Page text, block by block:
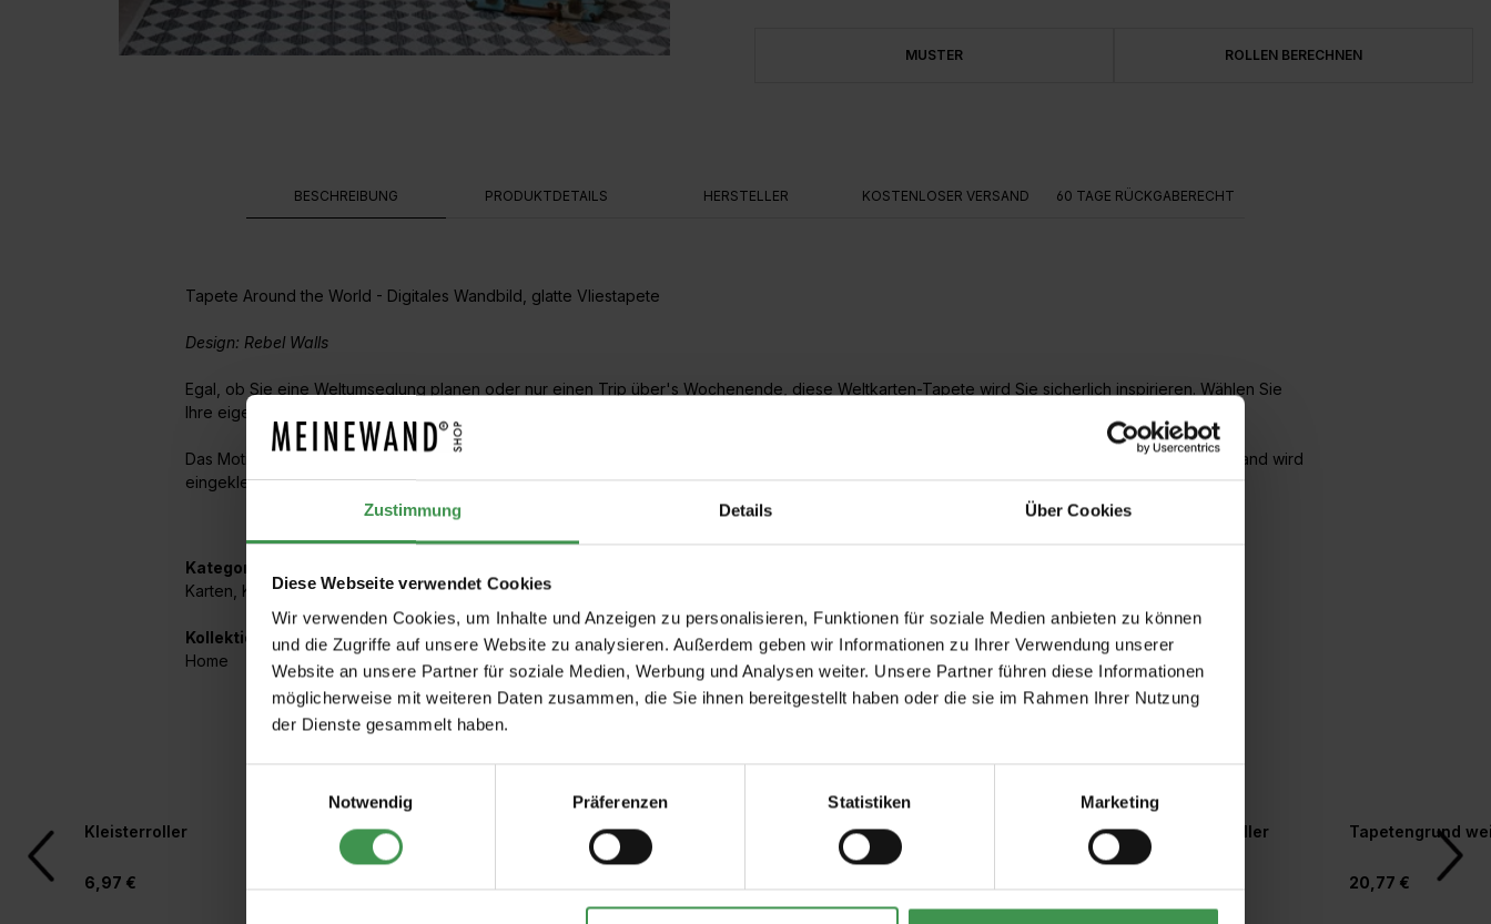
Zustimmung Details Über Cookies
Diese Webseite verwendet Cookies
Wir verwenden Cookies, um Inhalte und Anzeigen zu personalisieren, Funktionen für soziale Medien anbieten zu können
und die Zugriffe auf unsere Website zu analysieren. Außerdem geben wir Informationen zu Ihrer Verwendung unserer
Website an unsere Partner für soziale Medien, Werbung und Analysen weiter. Unsere Partner führen diese Informationen
möglicherweise mit weiteren Daten zusammen, die Sie ihnen bereitgestellt haben oder die sie im Rahmen Ihrer Nutzung
der Dienste gesammelt haben.
Notwendig
Präferenzen Statistiken Marketing
MUSTER ROLLEN BERECHNEN
BESCHREIBUNG PRODUKTDETAILS HERSTELLER KOSTENLOSER VERSAND 60 TAGE RÜCKGABERECHT
Tapete Around the World - Digitales Wandbild, glatte Vliestapete
Design: Rebel Walls
Egal, ob Sie eine Weltumseglung planen oder nur einen Trip über's Wochenende, diese Weltkarten-Tapete wird Sie sicherlich inspirieren. Wählen Sie
Ihre eigene Weltansicht mit dieser rotierbaren Weltkarte - geben Sie Ihre Wandmaße ein und finden Sie Ihren Lieblingsplatz in der Welt.
Das Motiv besteht aus 8 Bahnen (je 0.50m x 2.70m). Trägermaterial ist ein hochwertiges Vlies, wodurch die Anbringung sehr einfach wird. Die Wand wird
eingekleistert und die Bahnen direkt auf die Wand gesetzt.
Kategorien:
Karten Karten
Kollektionen mit diesem Artikel:
Home
Empfohlenes Zubehör
Produktgalerie überspringen
Kleisterroller
6,97 €
Tapetenzuschneidehilfe/
Beschneidelineal
Cuttermesser
Tapeten-Nahtroller
geriffelte Tonnenform
Tapetenandrückroller Tapetengrund
20,77 €